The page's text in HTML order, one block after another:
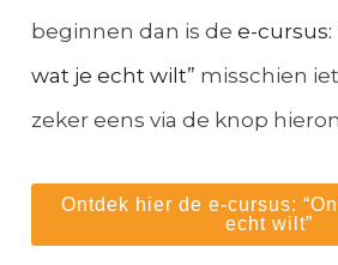
beginnen dan is dee-cursus:
wat je echt wilt” misschien
zeker eens via de knop
Ontdek hier de e-cursus:
echt wilt”